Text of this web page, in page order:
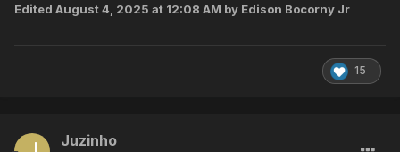
Edited August 4, 2025 at 12:08 AM by Edison Bocorny Jr
15
Juzinho